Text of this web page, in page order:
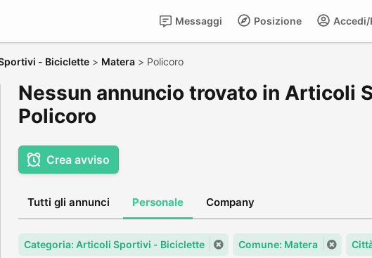
Posizione
Messaggi
- Biciclette > Matera > Policoro
Nessun annuncio trovato in Articoli
Policoro
Crea avviso
Tutti gli annunci Personale Company
Categoria: Articoli Sportivi - Biciclette Comune: Matera